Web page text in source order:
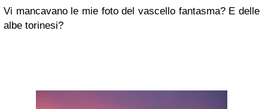
Vi mancavano le mie foto del vascello fantasma? E delle
albe torinesi?